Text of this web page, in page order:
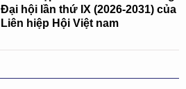
Đại hội lần thứ IX (2026-2031) của
Liên hiệp Hội Việt nam